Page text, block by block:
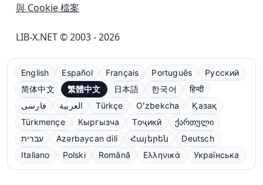
與 Cookie 檔案
LIB-X.NET © 2003 - 2026
English Español Français Português
Русский
简体中文
繁體中文 日本語 한국어
हिन्दी
فارسی
العربية Türkçe Oʻzbekcha
Қазақ
Türkmençe
Кыргызча Тоҷикӣ
ქართული
עברית
Azərbaycan dili Հայերեն
Deutsch
Italiano
Polski Română Ελληνικά Українська